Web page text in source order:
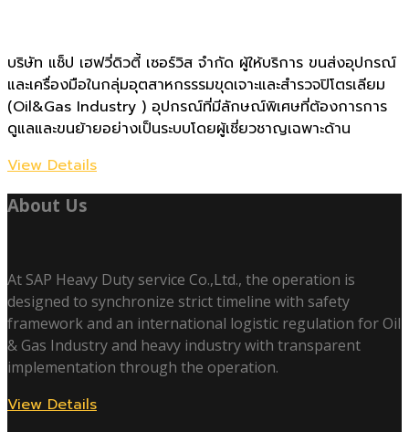
บริษัท แซ็ป เฮฟวี่ดิวตี้ เซอร์วิส จำกัด ผู้ให้บริการ ขนส่งอุปกรณ์
และเครื่องมือในกลุ่มอุตสาหกรรรมขุดเจาะและสำรวจปิโตรเลียม
(Oil&Gas Industry ) อุปกรณ์ที่มีลักษณ์พิเศษที่ต้องการการ
ดูแลและขนย้ายอย่างเป็นระบบโดยผู้เชี่ยวชาญเฉพาะด้าน
View Details
About Us
At SAP Heavy Duty service Co.,Ltd., the operation is
designed to synchronize strict timeline with safety
framework and an international logistic regulation for Oil
& Gas Industry and heavy industry with transparent
implementation through the operation.
View Details